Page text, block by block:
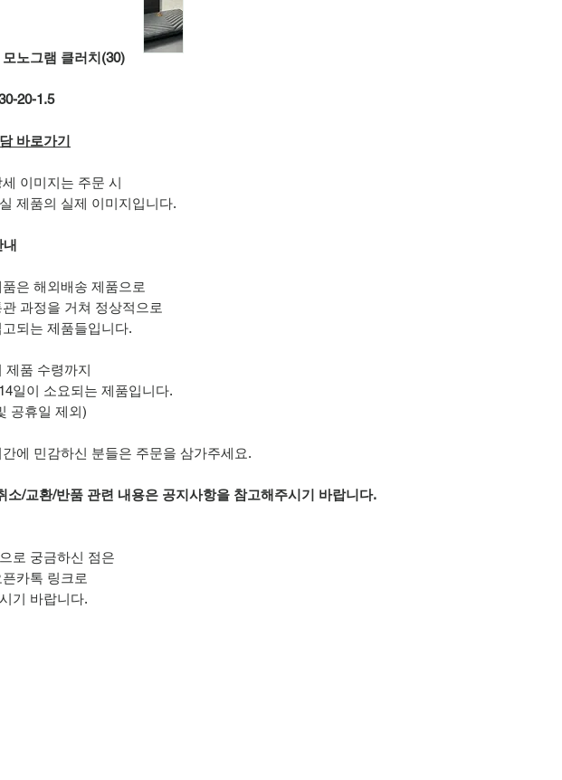
노그램 클러치(30)
20-1.5
바로가기
이미지는 주문 시
제품의 실제 이미지입니다.
품은 해외배송 제품으로
과정을 거쳐 정상적으로
되는 제품들입니다.
제품 수령까지
일이 소요되는 제품입니다.
공휴일 제외)
간에 민감하신 분들은 주문을 삼가주세요.
소/교환/반품 관련 내용은 공지사항을 참고해주시기 바랍니다.
로 궁금하신 점은
카톡 링크로
기 바랍니다.